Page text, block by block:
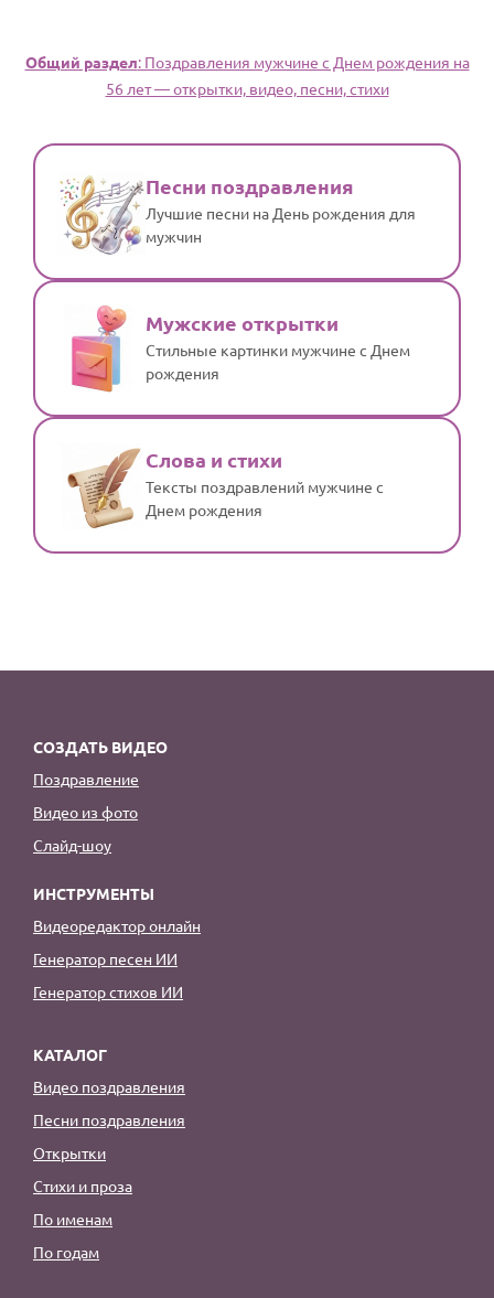
Общий раздел: Поздравления мужчине c Днем рождения на
56 лет — открытки, видео, песни, стихи
Песни поздравления
Лучшие песни на День рождения для
мужчин
Мужские открытки
Стильные картинки мужчине с Днем
рождения
Слова и стихи
Тексты поздравлений мужчине с
Днем рождения
СОЗДАТЬ ВИДЕО
Поздравление
Видео из фото
Слайд-шоу
ИНСТРУМЕНТЫ
Видеоредактор онлайн
Генератор песен ИИ
Генератор стихов ИИ
КАТАЛОГ
Видео поздравления
Песни поздравления
Открытки
Стихи и проза
По именам
По годам